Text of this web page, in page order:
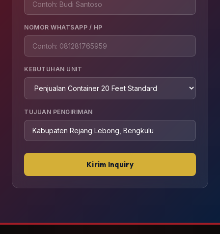
NOMOR WHATSAPP / HP
KEBUTUHAN UNIT
TUJUAN PENGIRIMAN
Kirim Inquiry